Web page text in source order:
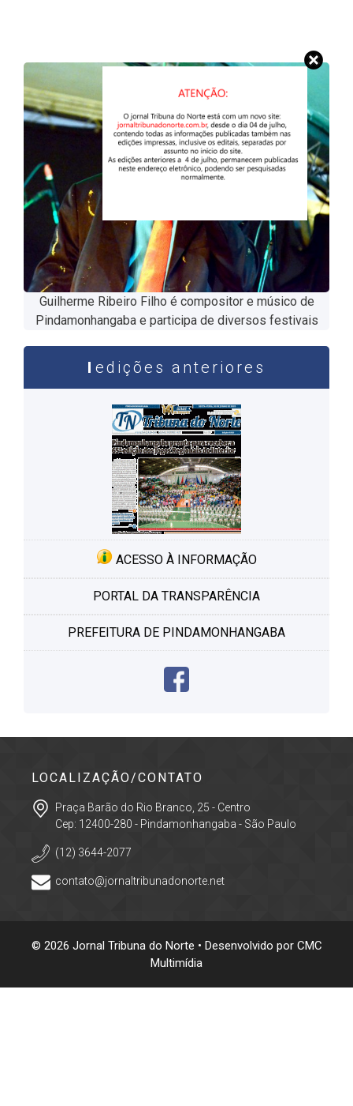
Guilherme Ribeiro Filho é compositor e músico de
Pindamonhangaba e participa de diversos festivais
edições anteriores
ACESSO À INFORMAÇÃO
PORTAL DA TRANSPARÊNCIA
PREFEITURA DE PINDAMONHANGABA
LOCALIZAÇÃO/CONTATO
Praça Barão do Rio Branco, 25 - Centro
Cep: 12400-280 - Pindamonhangaba - São Paulo
(12) 3644-2077
contato@jornaltribunadonorte.net
© 2026 Jornal Tribuna do Norte • Desenvolvido por CMC
Multimídia